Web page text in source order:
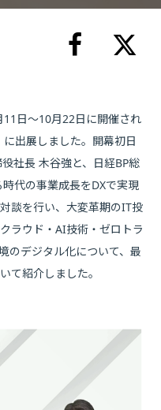
日～10月22日に開催され
出展しました。開幕初日
社長 木谷強と、日経BP総
代の事業成長をDXで実現
談を行い、大変革期のIT投
ラウド・AI技術・ゼロトラ
のデジタル化について、最
て紹介しました。